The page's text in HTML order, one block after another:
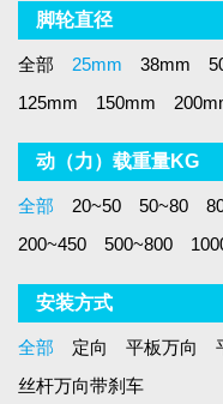
脚轮直径
全部 25mm 38mm
125mm
150mm
动（力）载重量KG
全部 20~50 50~80
200~450
500~800
安装方式
全部 定向 平板万向
丝杆万向带刹车